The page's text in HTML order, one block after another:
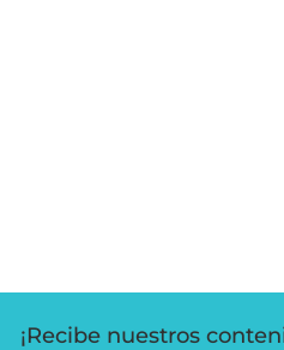
¡Recibe nuestros